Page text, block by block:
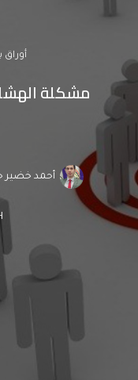
أوراق
مشكلة
أحمد